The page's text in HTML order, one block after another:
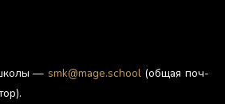
— smk@mage.school(об­щая поч­